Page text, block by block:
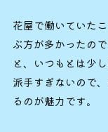
花屋で働いていた
ぶ方が多かったの
と、いつもとは少
派手すぎないので
るのが魅力です。